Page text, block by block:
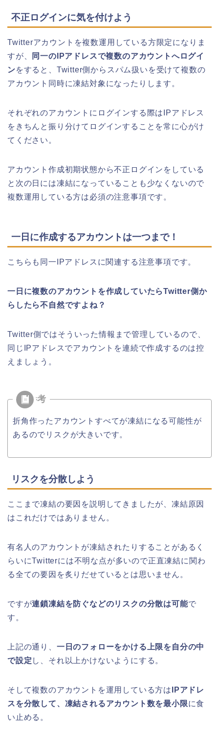
不正ログインに気を付けよう
Twitterアカウントを複数運用している方限定になりま
すが、
同一のIPアドレスで複数のアカウントへログイ
ンをすると、Twitter側からスパム扱いを受けて複数の
アカウント同時に凍結対象になったりします。
それぞれのアカウントにログインする際はIPアドレス
をきちんと振り分けてログインすることを常に心がけ
てください。
アカウント作成初期状態から不正ログインをしている
と次の日には凍結になっていることも少なくないので
複数運用している方は必須の注意事項です。
一日に作成するアカウントは一つまで！
こちらも同一IPアドレスに関連する注意事項です。
一日に複数のアカウントを作成していたらTwitter側か
らしたら不自然ですよね？
Twitter側ではそういった情報まで管理しているので、
同じIPアドレスでアカウントを連続で作成するのは控
えましょう。
折角作ったアカウントすべてが凍結になる可能性が
あるのでリスクが大きいです。
リスクを分散しよう
ここまで凍結の要因を説明してきましたが、凍結原因
はこれだけではありません。
有名人のアカウントが凍結されたりすることがあるく
らいにTwitterには不明な点が多いので正直凍結に関わ
る全ての要因を炙りだせているとは思いません。
ですが連鎖凍結を防ぐなどのリスクの分散は可能で
す。
上記の通り、 一日のフォローをかける上限を自分の中
で設定 し、それ以上かけないようにする。
そして複数のアカウントを運用している方は IPアドレ
スを分散して、凍結されるアカウント数を最小限に食
い止める。